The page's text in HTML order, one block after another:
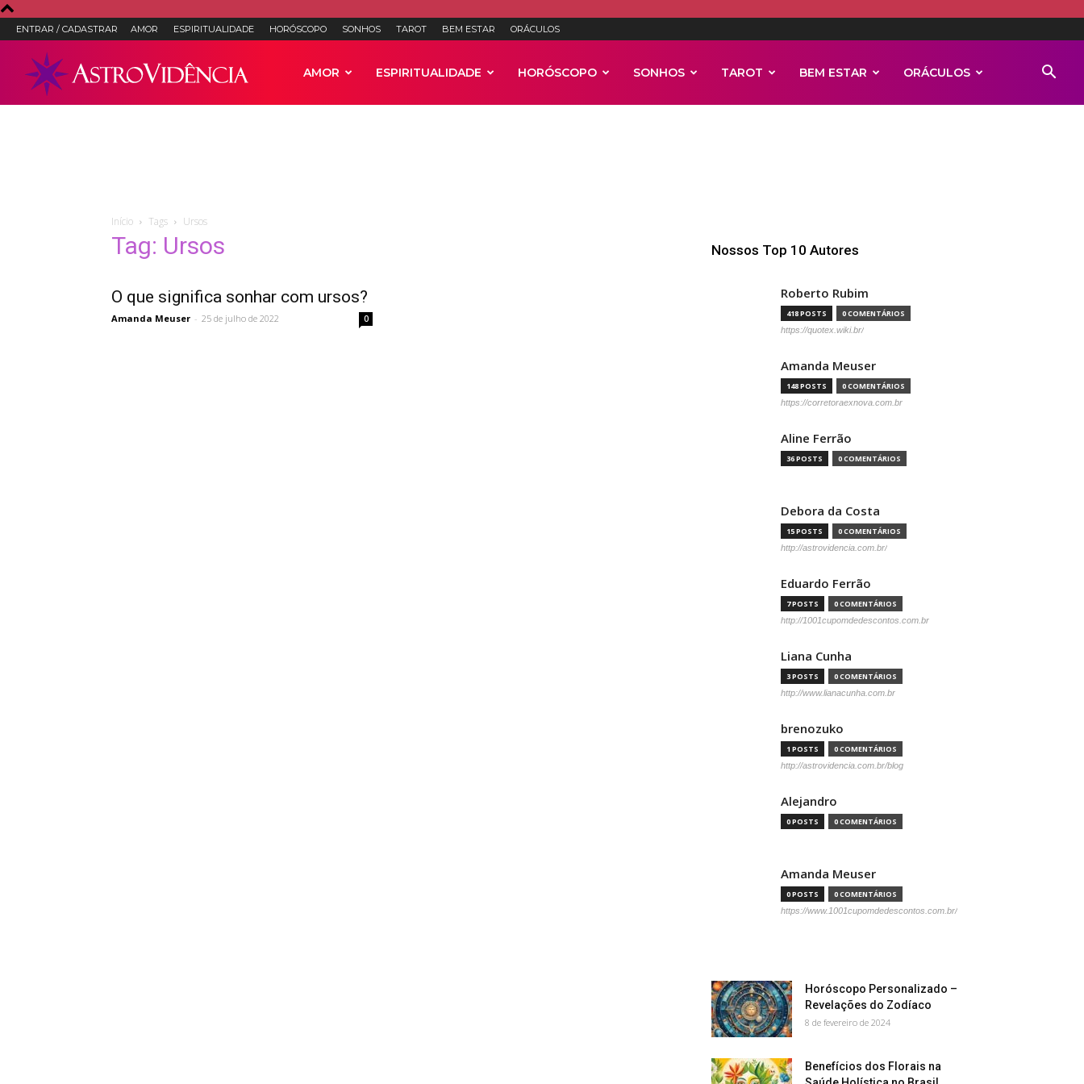
ENTRAR / CADASTRAR AMOR ESPIRITUALIDADE HORÓSCOPO SONHOS TAROT BEM ESTAR ORÁCULOS
AMOR ESPIRITUALIDADE HORÓSCOPO SONHOS TAROT BEM ESTAR ORÁCULOS
Início Tags Ursos
Tag: Ursos
O que significa sonhar com ursos?
Amanda Meuser - 25 de julho de 2022 0
Nossos Top 10 Autores
Roberto Rubim
418 POSTS 0 COMENTÁRIOS
https://quotex.wiki.br/
Amanda Meuser
148 POSTS 0 COMENTÁRIOS
https://corretoraexnova.com.br
Aline Ferrão
36 POSTS 0 COMENTÁRIOS
Debora da Costa
15 POSTS 0 COMENTÁRIOS
http://astrovidencia.com.br/
Eduardo Ferrão
7 POSTS 0 COMENTÁRIOS
http://1001cupomdedescontos.com.br
Liana Cunha
3 POSTS 0 COMENTÁRIOS
http://www.lianacunha.com.br
brenozuko
1 POSTS 0 COMENTÁRIOS
http://astrovidencia.com.br/blog
Alejandro
0 POSTS 0 COMENTÁRIOS
Amanda Meuser
0 POSTS 0 COMENTÁRIOS
https://www.1001cupomdedescontos.com.br/
Horóscopo Personalizado –
Revelações do Zodíaco
8 de fevereiro de 2024
Benefícios dos Florais na